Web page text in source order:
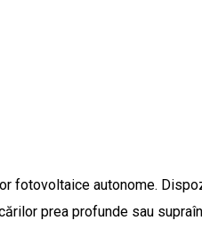
fotovoltaice autonome.
prea profunde sau